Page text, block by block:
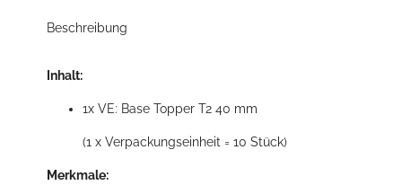
Beschreibung
Inhalt:
1x VE: Base Topper T2 40 mm
(1 x Verpackungseinheit = 10 Stück)
Merkmale: